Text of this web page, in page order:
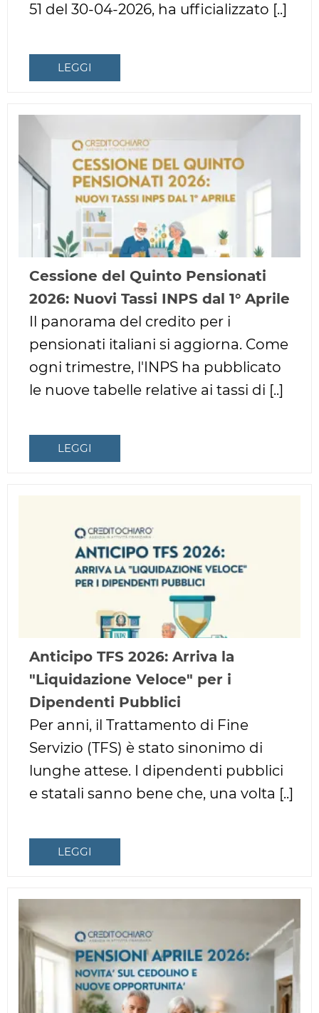
51 del 30-04-2026, ha ufficializzato [..]
LEGGI
Cessione del Quinto Pensionati
2026: Nuovi Tassi INPS dal 1° Aprile
Il panorama del credito per i
pensionati italiani si aggiorna. Come
ogni trimestre, l'INPS ha pubblicato
le nuove tabelle relative ai tassi di [..]
LEGGI
Anticipo TFS 2026: Arriva la
"Liquidazione Veloce" per i
Dipendenti Pubblici
Per anni, il Trattamento di Fine
Servizio (TFS) è stato sinonimo di
lunghe attese. I dipendenti pubblici
e statali sanno bene che, una volta [..]
LEGGI